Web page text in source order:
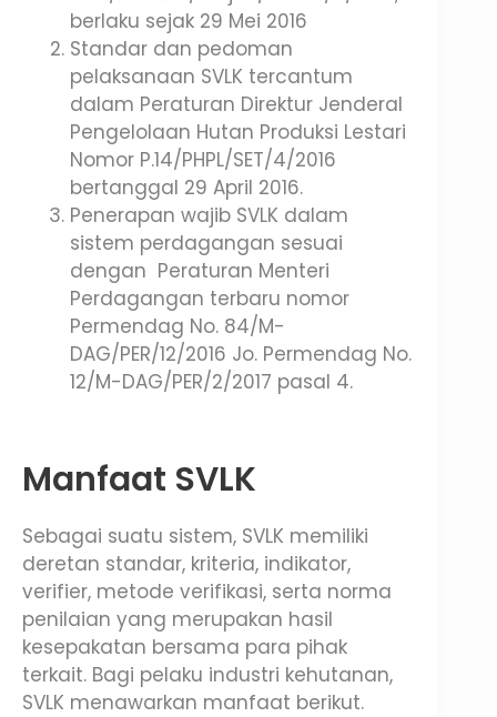
berlaku sejak 29 Mei 2016
Standar dan pedoman
pelaksanaan SVLK tercantum
dalam Peraturan Direktur Jenderal
Pengelolaan Hutan Produksi Lestari
Nomor P.14/PHPL/SET/4/2016
bertanggal 29 April 2016.
Penerapan wajib SVLK dalam
sistem perdagangan sesuai
dengan Peraturan Menteri
Perdagangan terbaru nomor
Permendag No. 84/M-
DAG/PER/12/2016 Jo. Permendag No.
12/M-DAG/PER/2/2017 pasal 4.
Manfaat SVLK
Sebagai suatu sistem, SVLK memiliki
deretan standar, kriteria, indikator,
verifier, metode verifikasi, serta norma
penilaian yang merupakan hasil
kesepakatan bersama para pihak
terkait. Bagi pelaku industri kehutanan,
SVLK menawarkan manfaat berikut.